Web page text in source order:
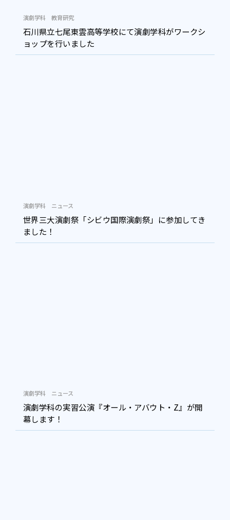
演劇学科 教育研究
石川県立七尾東雲高等学校にて演劇学科がワークシ
ョップを行いました
演劇学科 ニュース
世界三大演劇祭「シビウ国際演劇祭」に参加してき
ました！
演劇学科 ニュース
演劇学科の実習公演『オール・アバウト・Z』が開
幕します！